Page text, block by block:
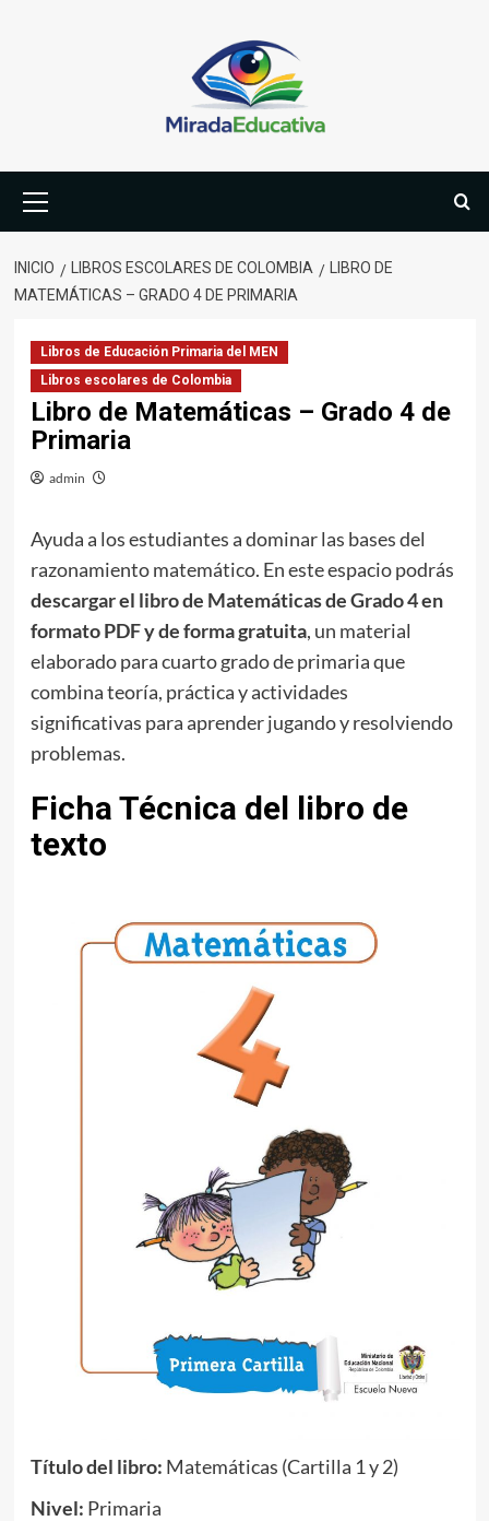
primario
INICIO LIBROS ESCOLARES DE COLOMBIA
LIBRO DE
MATEMÁTICAS – GRADO 4 DE PRIMARIA
Libros de Educación Primaria del MEN
Libros escolares de Colombia
Libro de Matemáticas – Grado 4 de
Primaria
admin
Ayuda a los estudiantes a dominar las bases del
razonamiento matemático. En este espacio podrás
descargar el libro de Matemáticas de Grado 4 en
formato PDF y de forma gratuita, un material
elaborado para cuarto grado de primaria que
combina teoría, práctica y actividades
significativas para aprender jugando y resolviendo
problemas.
Ficha Técnica del libro de
texto
Título del libro: Matemáticas (Cartilla 1 y 2)
Nivel: Primaria